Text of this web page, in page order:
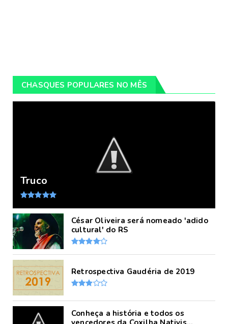
CHASQUES POPULARES NO MÊS
Truco
César Oliveira será nomeado 'adido
cultural' do RS
Retrospectiva Gaudéria de 2019
Conheça a história e todos os